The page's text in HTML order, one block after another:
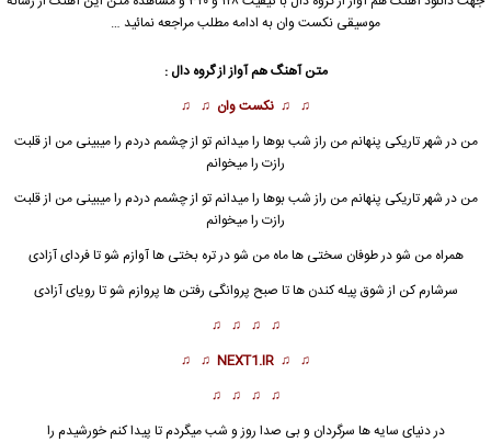
موسیقی نکست وان به ادامه مطلب مراجعه نمائید …
متن آهنگهم آوازاز گروه دال :
♫ ♫ نکست وان ♫ ♫
من در شهر تاریکی پنهانم من راز شب بوها را میدانم تو از چشمم دردم را میبینی من از قلبت
رازت را میخوانم
من در شهر تاریکی پنهانم من راز شب بوها را میدانم تو از چشمم دردم را میبینی من از قلبت
رازت را میخوانم
همراه من شو در طوفان سختی ها ماه من شو در تره بختی ها آوازم شو تا فردای آزادی
سرشارم کن از شوق پیله کندن ها تا صبح پروانگی رفتن ها پروازم شو تا رویای آزادی
♫ ♫ ♫ ♫
♫ ♫
NEXT1.IR
♫ ♫
♫ ♫ ♫ ♫
در دنیای سایه ها سرگردان و بی صدا روز و شب میگردم تا پیدا کنم خورشیدم را